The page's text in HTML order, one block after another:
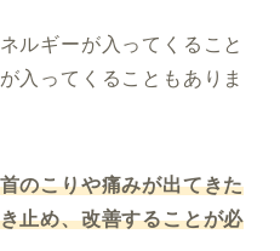
ルギーが入ってくること
入ってくることもありま
首のこりや痛みが出てきた
止め、改善することが必